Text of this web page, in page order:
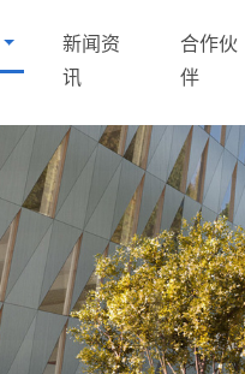
新闻资
讯
合作伙
伴